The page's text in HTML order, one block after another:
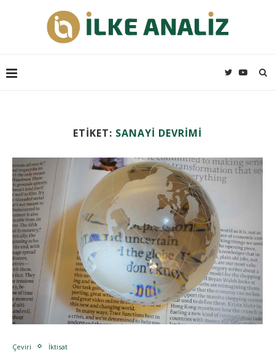
ETIKET: SANAYI DEVRIMI
Çeviri İktisat